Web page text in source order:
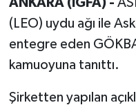
(LEO) uydu ağı ile
entegre eden
kamuoyuna tanıttı.
Şirketten yapılan